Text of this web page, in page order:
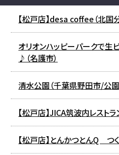
【松戸店】desa coffee（北国分
オリオンハッピーパークで生
♪（名護市）
清水公園（千葉県野田市/公園
【松戸店】JICA筑波内レスト
【松戸店】とんかつとんQ つ